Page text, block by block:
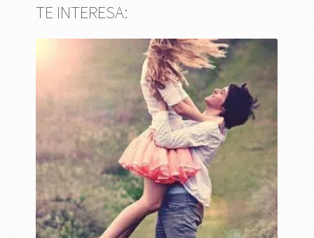
TE INTERESA: